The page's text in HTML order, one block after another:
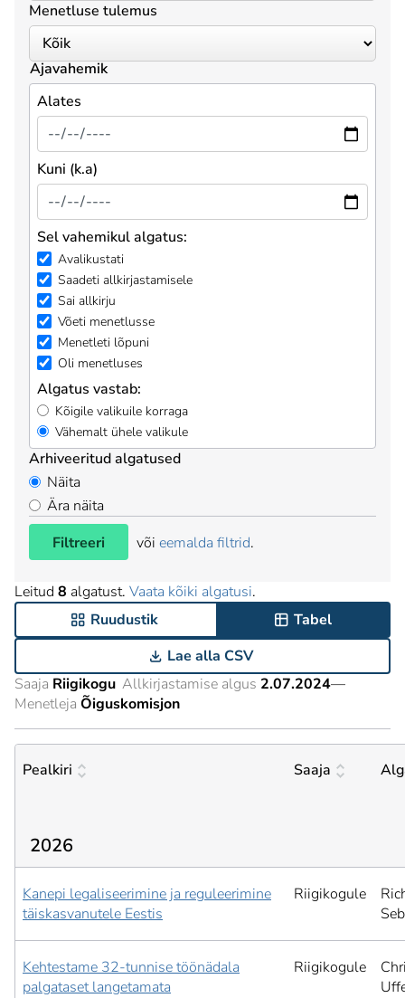
Menetluse tulemus
Ajavahemik
Alates
Kuni (k.a)
Sel vahemikul algatus:
Avalikustati
Saadeti allkirjastamisele
Sai allkirju
Võeti menetlusse
Menetleti lõpuni
Oli menetluses
Algatus vastab:
Kõigile valikuile korraga
Vähemalt ühele valikule
Arhiveeritud algatused
Näita
Ära näita
Filtreeri
või eemalda filtrid.
Leitud 8 algatust. Vaata kõiki algatusi.
Ruudustik
Tabel
Lae alla CSV
Saaja Riigikogu Allkirjastamise algus 2.07.2024—
Menetleja Õiguskomisjon
Pealkiri Saaja
2026
Kanepi legaliseerimine ja reguleerimine
täiskasvanutele Eestis
Riigikogule
Kehtestame 32-tunnise töönädala
palgataset langetamata
Riigikogule